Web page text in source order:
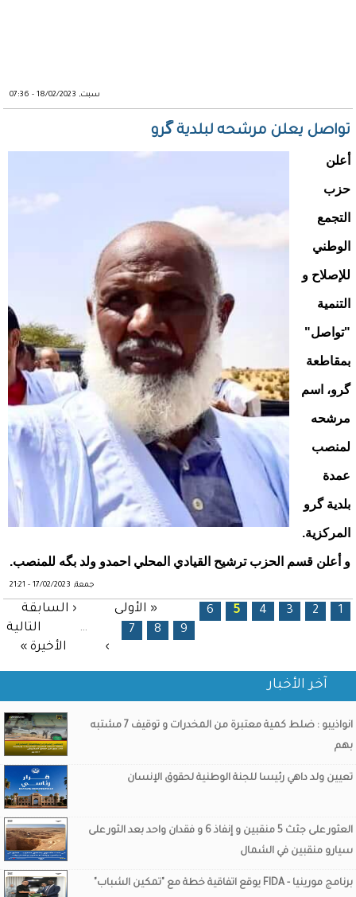
سبت, 18/02/2023 - 07:36
تواصل يعلن مرشحه لبلدية گرو
أعلن
حزب
التجمع
الوطني
للإصلاح و
التنمية
"تواصل"
بمقاطعة
گرو، اسم
مرشحه
لمنصب
عمدة
بلدية گرو
المركزية.
و أعلن قسم الحزب ترشيح القيادي المحلي احمدو ولد بگه للمنصب.
جمعة, 17/02/2023 - 21:21
الصفحات « الأولى ‹ السابقة 1
2
3
4
5
6
7
8 9
…
التالية
›
الأخيرة »
آخر الأخبار
انواذيبو : ضلط كمية معتبرة من المخدرات و توقيف 7 مشتبه
بهم
تعيين ولد داهي رئيسا للجنة الوطنية لحقوق الإنسان
العثور على جثث 5 منقبين و إنفاذ 6 و فقدان واحد بعد الثور على
سيارو منقبين في الشمال
برنامج مورينيا - FIDA يوقع اتفاقية خطة مع "تمكين الشباب"